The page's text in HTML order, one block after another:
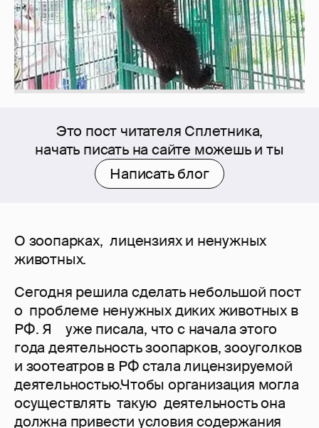
Это пост читателя Сплетника,
начать писать на сайте можешь и ты
Написать блог
О зоопарках, лицензиях и ненужных
животных.
Сегодня решила сделать небольшой пост
о проблеме ненужных диких животных в
РФ. Я уже писала, что с начала этого
года деятельность зоопарков, зооуголков
и зоотеатров в РФ стала лицензируемой
деятельностью.Чтобы организация могла
осуществлять такую деятельность она
должна привести условия содержания